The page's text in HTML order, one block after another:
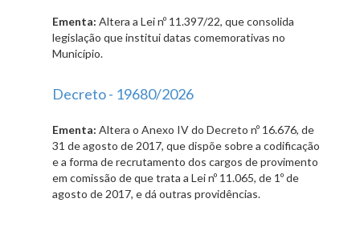
Ementa: Altera a Lei nº 11.397/22, que consolida
legislação que institui datas comemorativas no
Município.
Decreto - 19680/2026
Ementa: Altera o Anexo IV do Decreto nº 16.676, de
31 de agosto de 2017, que dispõe sobre a codificação
e a forma de recrutamento dos cargos de provimento
em comissão de que trata a Lei nº 11.065, de 1º de
agosto de 2017, e dá outras providências.